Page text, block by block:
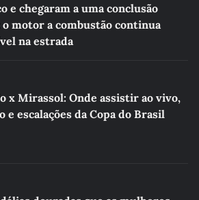
e chegaram a uma conclusão
motor a combustão continua
na estrada
x Mirassol: Onde assistir ao vivo,
e escalações da Copa do Brasil